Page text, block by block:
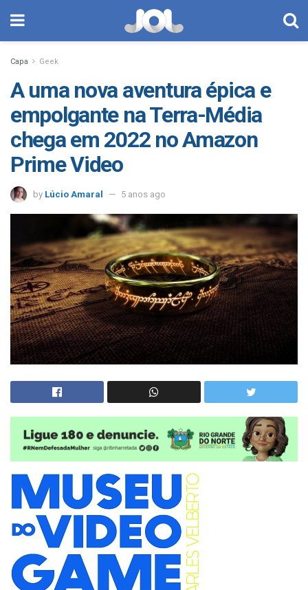
Capa Geek
A uma nova aventura épica e
empolgante na Terra-Média
chega em 2022 no Amazon
Prime Video
by Lúcio Amaral 5 anos ago